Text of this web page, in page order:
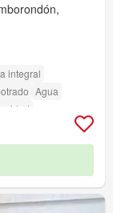
integral
Agua